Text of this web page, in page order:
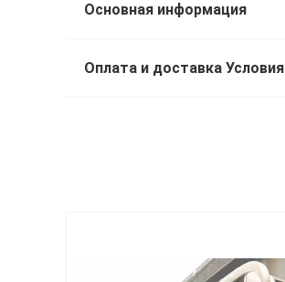
Основная информация
Оплата и доставка Условия